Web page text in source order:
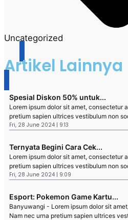
Uncategorized
Artikel Lainnya
Spesial Diskon 50% untuk...
Lorem ipsum dolor sit amet, consectetur
pretium sapien ultrices vestibulum non
Fri, 28 June 2024 | 9:13
Ternyata Begini Cara Cek...
Lorem ipsum dolor sit amet, consectetur
pretium sapien ultrices vestibulum non
Fri, 28 June 2024 | 9:09
Esport: Pokemon Game Kartu...
Banyuwangi - Lorem ipsum dolor sit
Nam nec urna pretium sapien ultrices